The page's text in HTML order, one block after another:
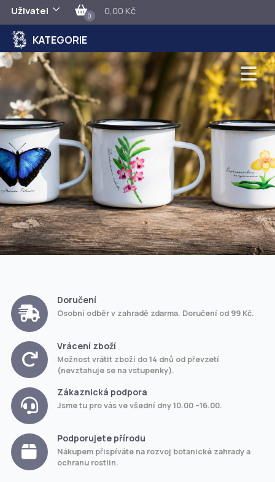
Uživatel 0 0,00 Kč
KATEGORIE
Doručení
Osobní odběr v zahradě zdarma. Doručení od 99 Kč.
Vrácení zboží
Možnost vrátit zboží do 14 dnů od převzetí
(nevztahuje se na vstupenky).
Zákaznická podpora
Jsme tu pro vás ve všední dny 10.00 –16.00.
Podporujete přírodu
Nákupem přispíváte na rozvoj botanické zahrady a
ochranu rostlin.